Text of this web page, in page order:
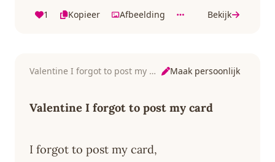
1 Kopieer Afbeelding Bekijk
Valentine I forgot to post my card Maak persoonlijk
Valentine I forgot to post my card
I forgot to post my card,